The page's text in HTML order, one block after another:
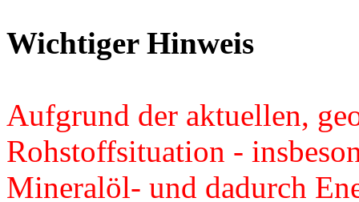
Wichtiger Hinweis
Aufgrund der aktuellen,
Rohstoffsituation -
Mineralöl- und dadurch